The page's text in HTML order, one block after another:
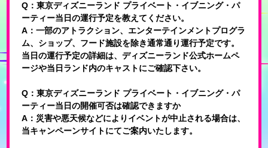
Q：東京ディズニーランド プライベート・イブニング・パ
ーティー当日の運行予定を教えてください。
A：一部のアトラクション、エンターテインメントプログラ
ム、ショップ、フード施設を除き通常通り運行予定です。
当日の運行予定の詳細は、ディズニーランド公式ホームペ
ージや当日ランド内のキャストにご確認下さい。
Q：東京ディズニーランド プライベート・イブニング・パ
ーティー当日の開催可否は確認できますか
A：災害や悪天候などによりイベントが中止される場合は、
当キャンペーンサイトにてご案内いたします。